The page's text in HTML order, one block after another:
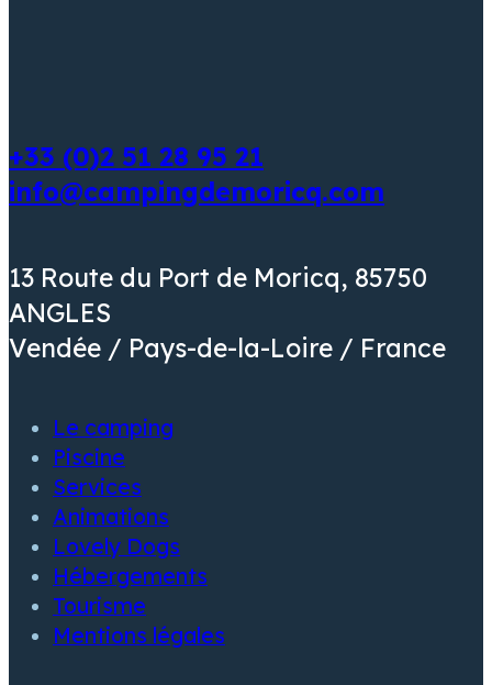
+33 (0)2 51 28 95 21
info@campingdemoricq.com
13 Route du Port de Moricq, 85750
ANGLES
Vendée / Pays-de-la-Loire / France
Le camping
Piscine
Services
Animations
Lovely Dogs
Hébergements
Tourisme
Mentions légales